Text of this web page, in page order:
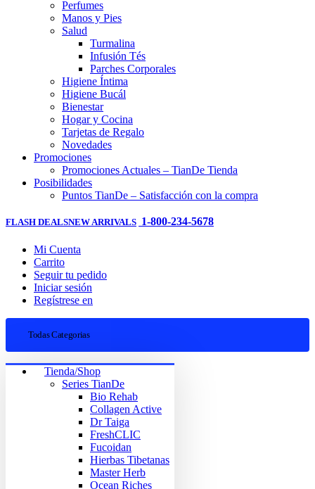
Perfumes
Manos y Pies
Salud
Turmalina
Infusión Tés
Parches Corporales
Higiene Íntima
Higiene Bucál
Bienestar
Hogar y Cocina
Tarjetas de Regalo
Novedades
Promociones
Promociones Actuales – TianDe Tienda
Posibilidades
Puntos TianDe – Satisfacción con la compra
FLASH DEALSNEW ARRIVALS 1-800-234-5678
Mi Cuenta
Carrito
Seguir tu pedido
Iniciar sesión
Regístrese en
Todas Categorias
Tienda/Shop
Series TianDe
Bio Rehab
Collagen Active
Dr Taiga
FreshCLIC
Fucoidan
Hierbas Tibetanas
Master Herb
Ocean Riches